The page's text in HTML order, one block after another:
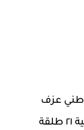
عزف
بالموسيقي العسكرية، وأطلقت المدفعية ٢١ طلقة